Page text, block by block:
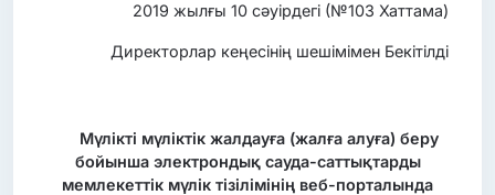
2019 жылғы 10 сәуірдегі (№103 Хаттама)
Директорлар кеңесінің шешімімен Бекітілді
Мүлікті мүліктік жалдауға (жалға алуға) беру
бойынша электрондық сауда-саттықтарды
мемлекеттік мүлік тізілімінің веб-порталында